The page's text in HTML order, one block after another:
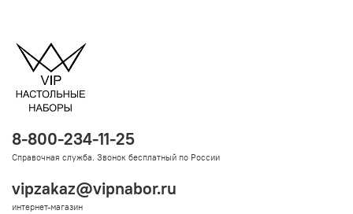
8-800-234-11-25
Справочная служба. Звонок бесплатный по России
vipzakaz@vipnabor.ru
интернет-магазин